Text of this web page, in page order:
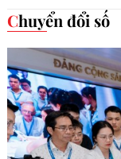
Chuyển đổi số